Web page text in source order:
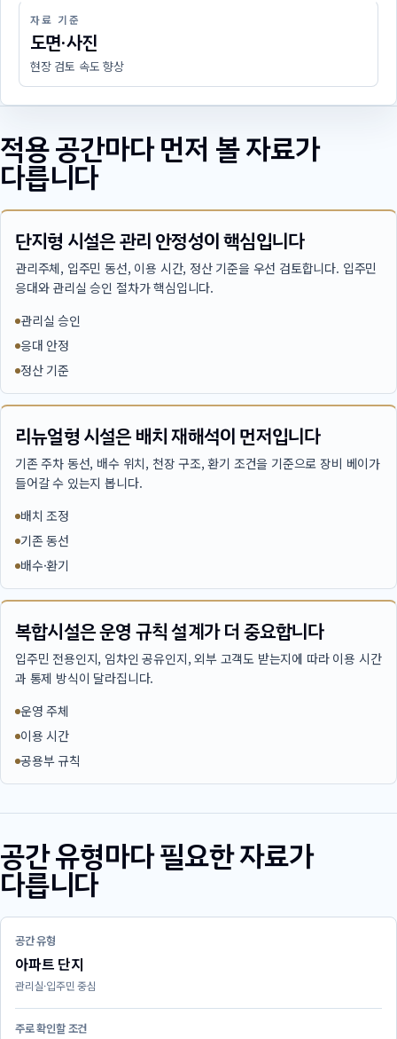
자료 기준
도면·사진
현장 검토 속도 향상
적용 공간마다 먼저 볼 자료가
다릅니다
단지형 시설은 관리 안정성이 핵심입니다
관리주체, 입주민 동선, 이용 시간, 정산 기준을 우선 검토합니다. 입주민
응대와 관리실 승인 절차가 핵심입니다.
관리실 승인
응대 안정
정산 기준
리뉴얼형 시설은 배치 재해석이 먼저입니다
기존 주차 동선, 배수 위치, 천장 구조, 환기 조건을 기준으로 장비 베이가
들어갈 수 있는지 봅니다.
배치 조정
기존 동선
배수·환기
복합시설은 운영 규칙 설계가 더 중요합니다
입주민 전용인지, 임차인 공유인지, 외부 고객도 받는지에 따라 이용 시간
과 통제 방식이 달라집니다.
운영 주체
이용 시간
공용부 규칙
공간 유형마다 필요한 자료가
다릅니다
공간 유형
아파트 단지
관리실·입주민 중심
주로 확인할 조건